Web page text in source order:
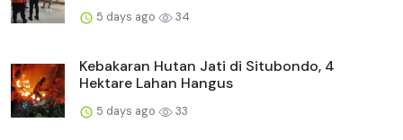
5 days ago 34
Kebakaran Hutan Jati di Situbondo, 4
Hektare Lahan Hangus
5 days ago 33